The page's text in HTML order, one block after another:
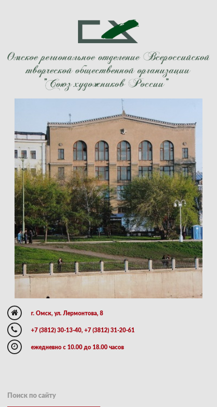
г. Омск, ул. Лермонтова, 8
+7 (3812) 30-13-40, +7 (3812) 31-20-61
ежедневно с 10.00 до 18.00 часов